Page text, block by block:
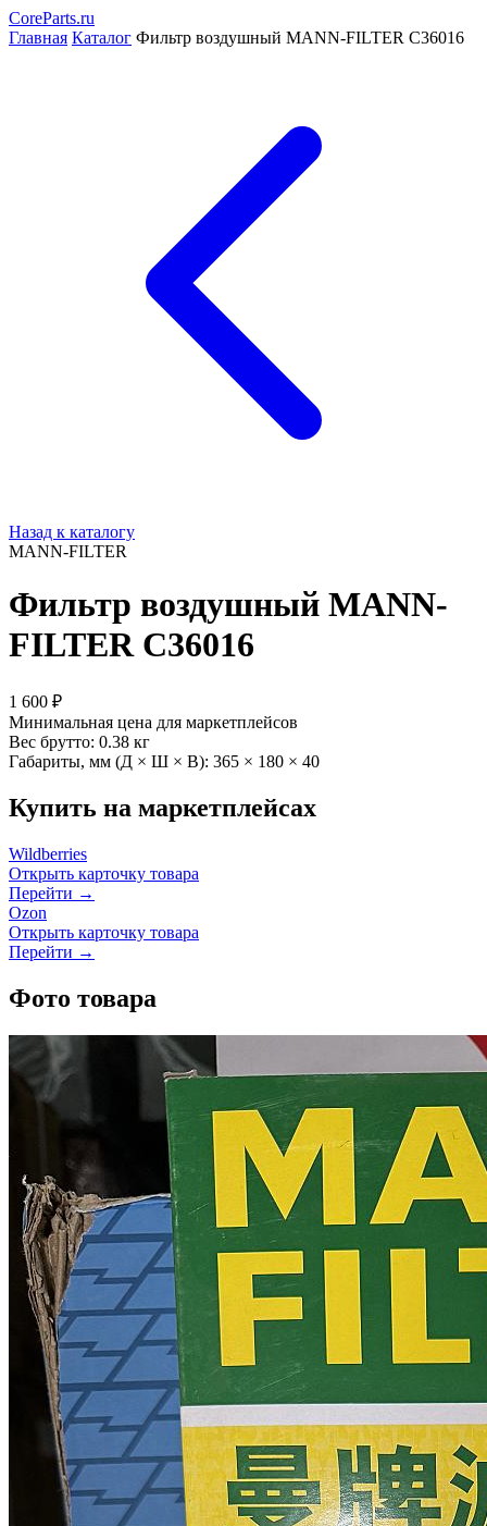
CoreParts.ru
Главная Каталог Фильтр воздушный MANN-FILTER C36016
Назад к каталогу
MANN-FILTER
Фильтр воздушный MANN-
FILTER C36016
1 600 ₽
Минимальная цена для маркетплейсов
Вес брутто: 0.38 кг
Габариты, мм (Д × Ш × В): 365 × 180 × 40
Купить на маркетплейсах
Wildberries
Открыть карточку товара
Перейти →
Ozon
Открыть карточку товара
Перейти →
Фото товара